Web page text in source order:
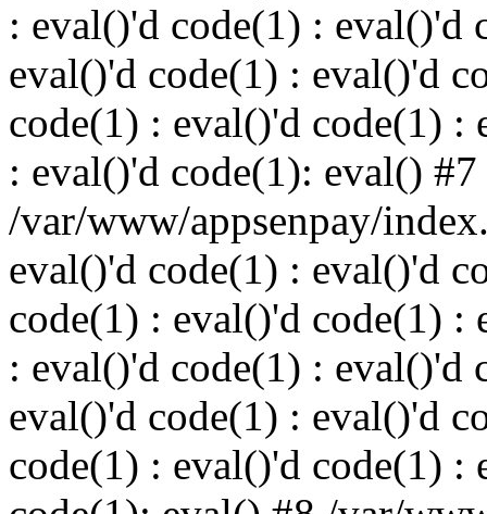
: eval()'d code(1) : eval()'d
eval()'d code(1) : eval()'d
code(1) : eval()'d code(1) :
: eval()'d code(1): eval() #7
/var/www/appsenpay/
eval()'d code(1) : eval()'d
code(1) : eval()'d code(1) :
: eval()'d code(1) : eval()'d
eval()'d code(1) : eval()'d
code(1) : eval()'d code(1) :